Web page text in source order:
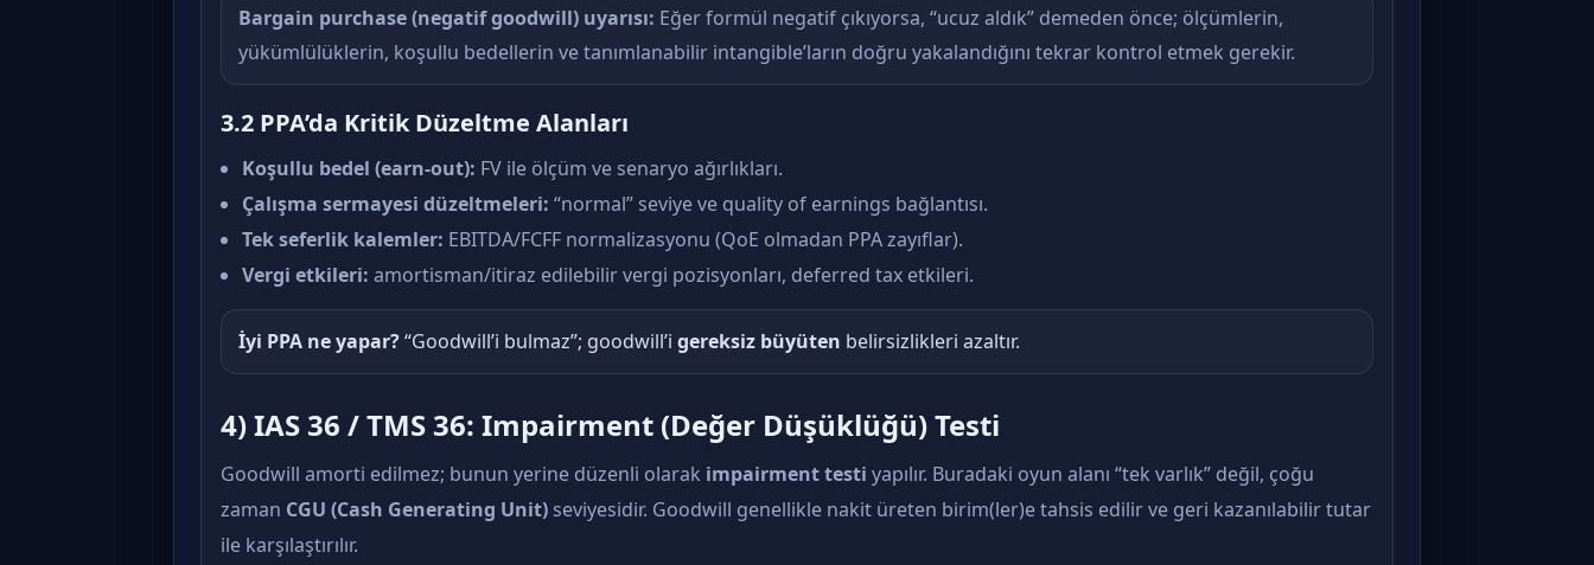
Bargain purchase (negatif goodwill) uyarısı: Eğer formül negatif çıkıyorsa, “ucuz aldık” demeden önce; ölçümlerin,
yükümlülüklerin, koşullu bedellerin ve tanımlanabilir intangible’ların doğru yakalandığını tekrar kontrol etmek gerekir.
3.2 PPA’da Kritik Düzeltme Alanları
Koşullu bedel (earn-out): FV ile ölçüm ve senaryo ağırlıkları.
Çalışma sermayesi düzeltmeleri: “normal” seviye ve quality of earnings bağlantısı.
Tek seferlik kalemler: EBITDA/FCFF normalizasyonu (QoE olmadan PPA zayıflar).
Vergi etkileri: amortisman/itiraz edilebilir vergi pozisyonları, deferred tax etkileri.
İyi PPA ne yapar?“Goodwill’i bulmaz”; goodwill’i gereksiz büyüten belirsizlikleri azaltır.
4) IAS 36 / TMS 36: Impairment (Değer Düşüklüğü) Testi
Goodwill amorti edilmez; bunun yerine düzenli olarak impairment testi yapılır. Buradaki oyun alanı “tek varlık” değil, çoğu
zaman CGU (Cash Generating Unit) seviyesidir. Goodwill genellikle nakit üreten birim(ler)e tahsis edilir ve geri kazanılabilir tutar
ile karşılaştırılır.